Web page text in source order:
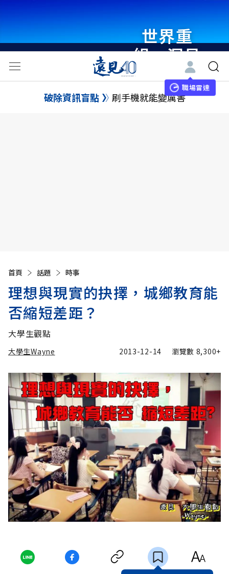
世界重
組・洞見
未來 與
世界領袖
職場雷達
破除資訊盲點 刷手機就能變厲害
首頁 話題 時事
理想與現實的抉擇，城鄉教育能
否縮短差距？
大學生觀點
大學生Wayne 2013-12-14 瀏覽數 8,300+